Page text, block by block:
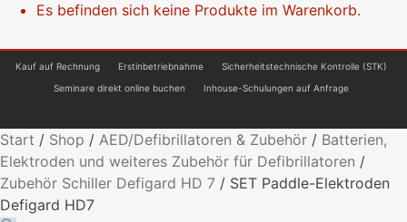
Es befinden sich keine Produkte im Warenkorb.
Kauf auf Rechnung Erstinbetriebnahme
Sicherheitstechnische Kontrolle (STK)
Seminare direkt online buchen
Inhouse-Schulungen auf Anfrage
Start / Shop / AED/Defibrillatoren & Zubehör / Batterien,
Elektroden und weiteres Zubehör für Defibrillatoren /
Zubehör Schiller Defigard HD 7 / SET Paddle-Elektroden
Defigard HD7